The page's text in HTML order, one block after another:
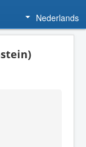
Nederlands